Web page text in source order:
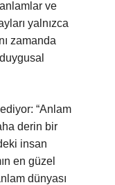
ve
yalnızca
zamanda
“Anlam
derin bir
insan
en güzel
dünyası